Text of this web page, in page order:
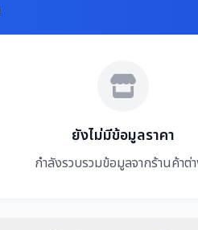
ยังไม่มีข้อมูลราคา
กำลังรวบรวมข้อมูลจากร้านค้าต่